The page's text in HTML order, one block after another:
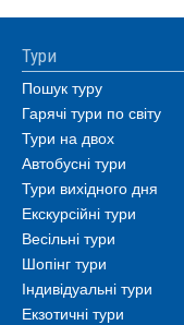
Тури
Пошук туру
Гарячі тури по світу
Тури на двох
Автобусні тури
Тури вихідного дня
Екскурсійні тури
Весільні тури
Шопінг тури
Індивідуальні тури
Екзотичні тури